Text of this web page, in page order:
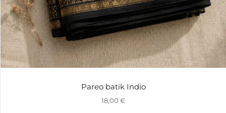
Pareo batik Indio
18,00 €